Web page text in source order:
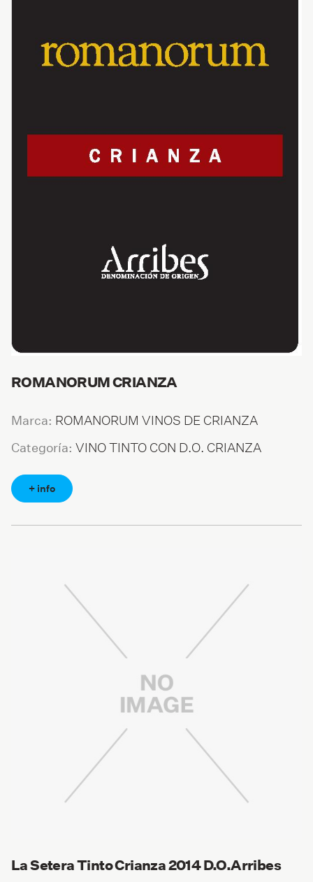
ROMANORUM CRIANZA
Marca: ROMANORUM VINOS DE CRIANZA
Categoría: VINO TINTO CON D.O. CRIANZA
+ info
La Setera Tinto Crianza 2014 D.O.Arribes